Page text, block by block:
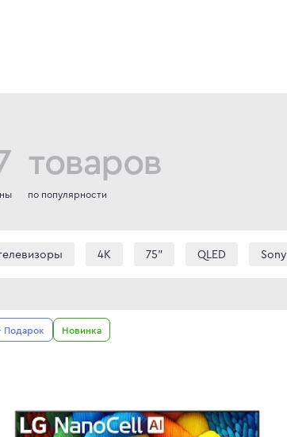
товаров
по популярности
4К 75" QLED Sony
Подарок Новинка